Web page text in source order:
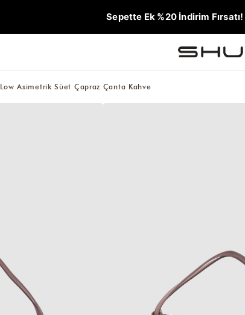
Sepette Ek %20 İndirim Fırsatı!
Low Asimetrik Süet Çapraz Çanta Kahve